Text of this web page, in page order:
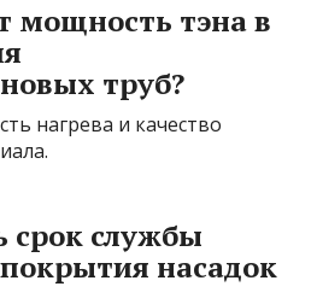
мощность тэна в
труб?
нагрева и качество
срок службы
насадок